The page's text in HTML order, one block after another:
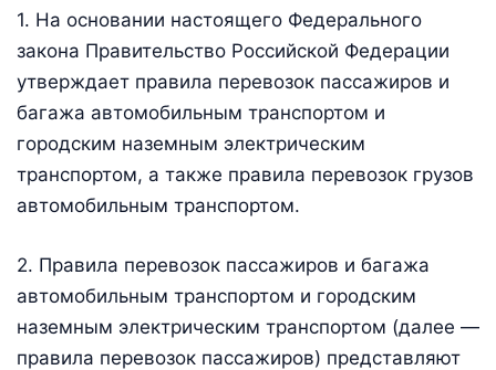
1. На основании настоящего Федерального
закона Правительство Российской Федерации
утверждает правила перевозок пассажиров и
багажа автомобильным транспортом и
городским наземным электрическим
транспортом, а также правила перевозок грузов
автомобильным транспортом.
2. Правила перевозок пассажиров и багажа
автомобильным транспортом и городским
наземным электрическим транспортом (далее —
правила перевозок пассажиров) представляют